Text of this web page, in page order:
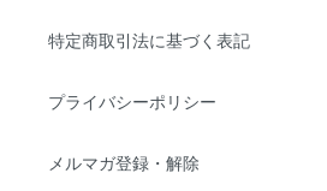
特定商取引法に基づく表記
プライバシーポリシー
メルマガ登録・解除